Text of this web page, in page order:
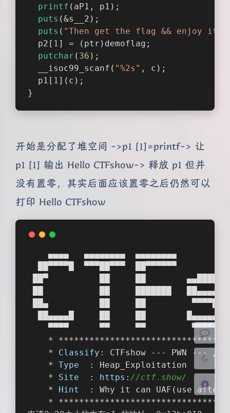
夜间模式
Sans Serif Serif
深阴影
关闭 日落 暗化 灰度
printf (aP1, p1);
puts (&s__2);
puts ( "Then get the flag && enjoy it
  p2[
1] = (ptr)demoflag;
putchar ( 36 );
  __isoc99_scanf(
"%2s" , c);
  p1[
1](c);
}
开始是分配了堆空间 ->p1 [1]=printf-> 让
p1 [1] 输出 Hello CTFshow-> 释放 p1 但并
没有置零，其实后面应该置零之后仍然可以
打印 Hello CTFshow
▄▄▄▄   ▄▄▄▄▄▄▄▄
██▀▀▀▀█  ▀▀▀██▀▀▀
██▀          ██     ██        ▄▄█████▄
██           ██     ███████   ██▄▄▄▄ ▀
██▄          ██     ██         ▀▀▀▀██▄
██▄▄▄▄█     ██     ██
▀▀▀▀      ▀▀     ▀▀
*
    *
Classify : CTFshow
    *
Type
:
    *
Site : https : //
    *
Hint
: Why it can
*